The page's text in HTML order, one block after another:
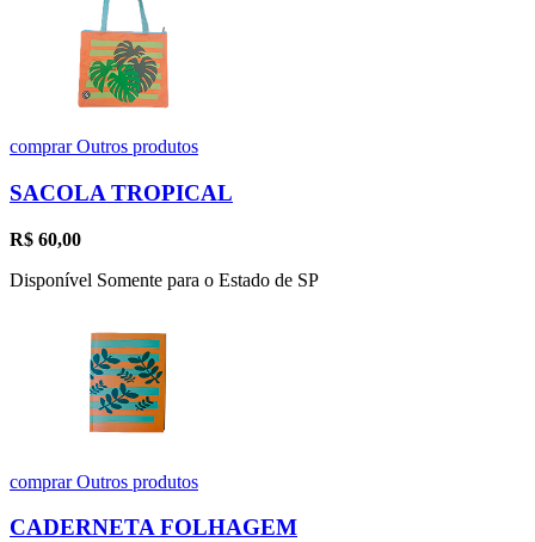
comprarOutros produtos
SACOLA TROPICAL
R$ 60,00
Disponível Somente para o Estado de SP
comprarOutros produtos
CADERNETA FOLHAGEM